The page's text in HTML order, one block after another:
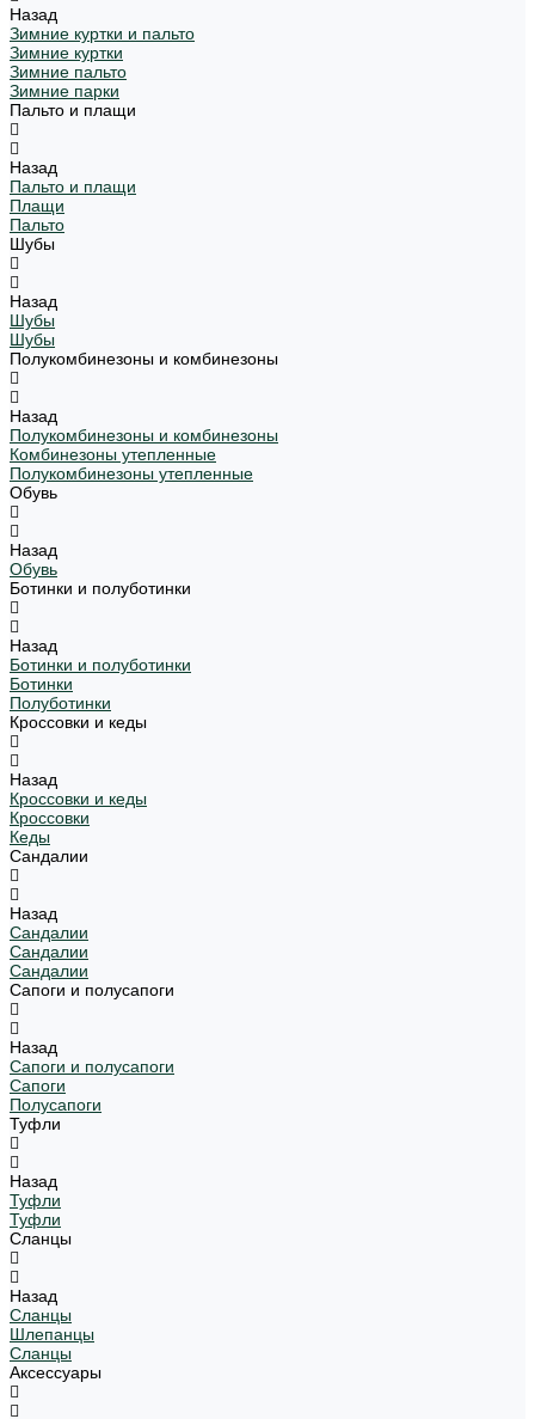
Назад
Зимние куртки и пальто
Зимние куртки
Зимние пальто
Зимние парки
Пальто и плащи
Назад
Пальто и плащи
Плащи
Пальто
Шубы
Назад
Шубы
Шубы
Полукомбинезоны и комбинезоны
Назад
Полукомбинезоны и комбинезоны
Комбинезоны утепленные
Полукомбинезоны утепленные
Обувь
Назад
Обувь
Ботинки и полуботинки
Назад
Ботинки и полуботинки
Ботинки
Полуботинки
Кроссовки и кеды
Назад
Кроссовки и кеды
Кроссовки
Кеды
Сандалии
Назад
Сандалии
Сандалии
Сандалии
Сапоги и полусапоги
Назад
Сапоги и полусапоги
Сапоги
Полусапоги
Туфли
Назад
Туфли
Туфли
Сланцы
Назад
Сланцы
Шлепанцы
Сланцы
Аксессуары